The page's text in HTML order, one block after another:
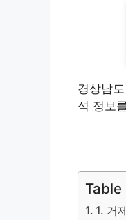
경상남
석 정보
1. 거